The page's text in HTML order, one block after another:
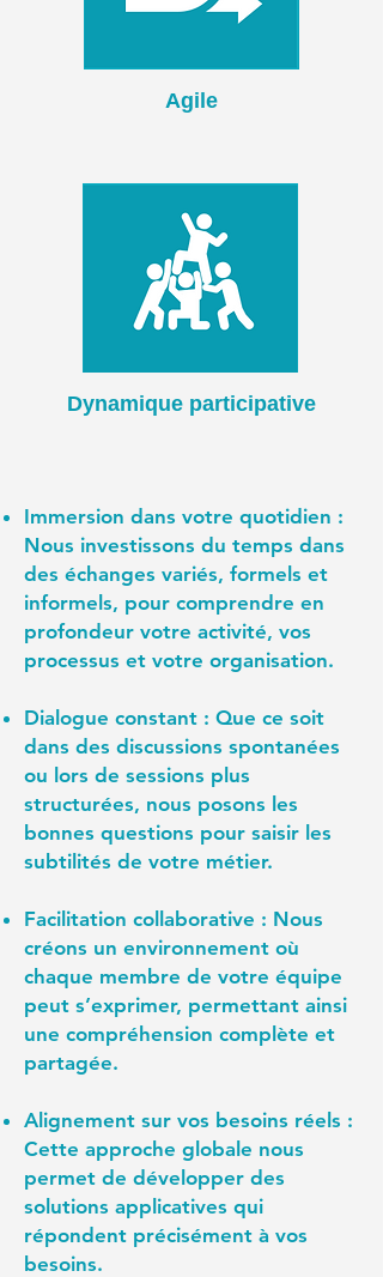
Agile
Dynamique participative
Immersion dans votre quotidien :
Nous investissons du temps dans
des échanges variés, formels et
informels, pour comprendre en
profondeur votre activité, vos
processus et votre organisation.
Dialogue constant : Que ce soit
dans des discussions spontanées
ou lors de sessions plus
structurées, nous posons les
bonnes questions pour saisir les
subtilités de votre métier.
Facilitation collaborative : Nous
créons un environnement où
chaque membre de votre équipe
peut s’exprimer, permettant ainsi
une compréhension complète et
partagée.
Alignement sur vos besoins réels :
Cette approche globale nous
permet de développer des
solutions applicatives qui
répondent précisément à vos
besoins.